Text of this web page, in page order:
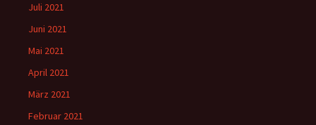
Juli 2021
Juni 2021
Mai 2021
April 2021
März 2021
Februar 2021